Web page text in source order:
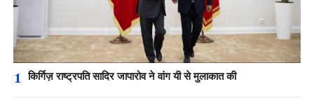
1 किर्गिज़ राष्ट्रपति सादिर जापारोव ने वांग यी से मुलाकात की